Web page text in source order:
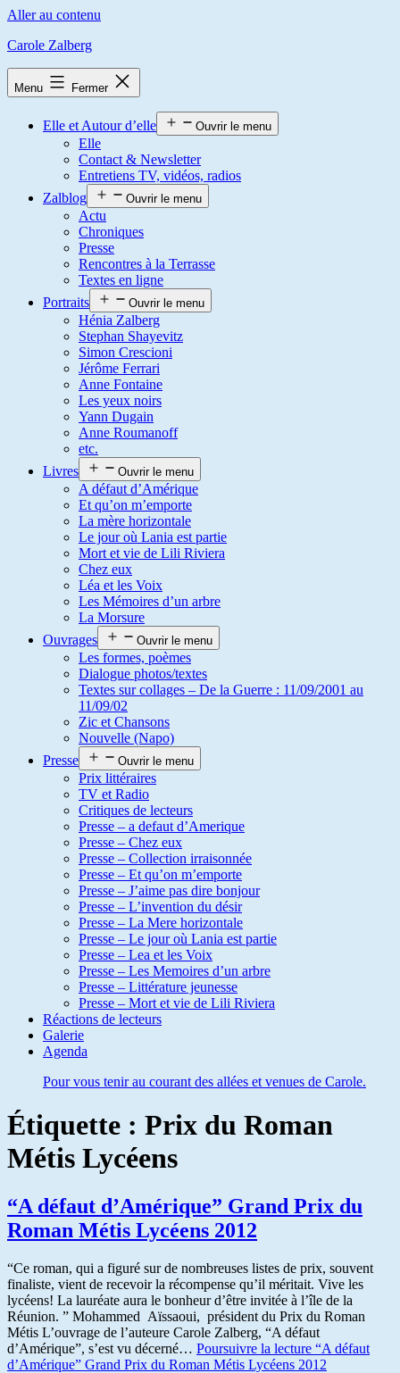
Aller au contenu
Carole Zalberg
Menu Fermer
Elle et Autour d’elle Ouvrir le menu
Elle
Contact & Newsletter
Entretiens TV, vidéos, radios
Zalblog
Ouvrir le menu
Actu
Chroniques
Presse
Rencontres à la Terrasse
Textes en ligne
Portraits
Ouvrir le menu
Hénia Zalberg
Stephan Shayevitz
Simon Crescioni
Jérôme Ferrari
Anne Fontaine
Les yeux noirs
Yann Dugain
Anne Roumanoff
etc.
Livres
Ouvrir le menu
A défaut d’Amérique
Et qu’on m’emporte
La mère horizontale
Le jour où Lania est partie
Mort et vie de Lili Riviera
Chez eux
Léa et les Voix
Les Mémoires d’un arbre
La Morsure
Ouvrages
Ouvrir le menu
Les formes, poèmes
Dialogue photos/textes
Textes sur collages – De la Guerre : 11/09/2001 au
11/09/02
Zic et Chansons
Nouvelle (Napo)
Presse
Ouvrir le menu
Prix littéraires
TV et Radio
Critiques de lecteurs
Presse – a defaut d’Amerique
Presse – Chez eux
Presse – Collection irraisonnée
Presse – Et qu’on m’emporte
Presse – J’aime pas dire bonjour
Presse – L’invention du désir
Presse – La Mere horizontale
Presse – Le jour où Lania est partie
Presse – Lea et les Voix
Presse – Les Memoires d’un arbre
Presse – Littérature jeunesse
Presse – Mort et vie de Lili Riviera
Réactions de lecteurs
Galerie
Agenda
Pour vous tenir au courant des allées et venues de Carole.
Étiquette : Prix du Roman
Métis Lycéens
“A défaut d’Amérique” Grand Prix du
Roman Métis Lycéens 2012
“Ce roman, qui a figuré sur de nombreuses listes de prix, souvent
finaliste, vient de recevoir la récompense qu’il méritait. Vive les
lycéens! La lauréate aura le bonheur d’être invitée à l’île de la
Réunion. ” Mohammed Aïssaoui, président du Prix du Roman
Métis L’ouvrage de l’auteure Carole Zalberg, “A défaut
d’Amérique”, s’est vu décerné… Poursuivre la lecture “A défaut
d’Amérique” Grand Prix du Roman Métis Lycéens 2012